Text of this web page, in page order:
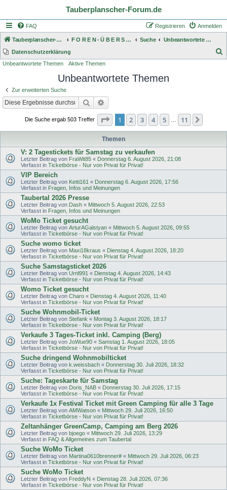
Tauberplanscher-Forum.de
FAQ Anmelden
Registrieren
Tauberplanscher-Forum.de F O R E N - Ü B E R S I C H T Suche
Unbeantwortete Themen
Datenschutzerklärung
Unbeantwortete Themen Aktive Themen
Unbeantwortete Themen
Zur erweiterten Suche
Suche
Die Suche ergab 503 Treffer Seite 1von 11
1 2 3 4 5 11
Themen
V: 2 Tagestickets für Samstag zu verkaufen
Letzter Beitrag von FraWit85 « Donnerstag 6. August 2026, 21:08
Verfasst in Ticketbörse - Nur von Privat für Privat!
VIP Bereich
Letzter Beitrag von Ketti161 « Donnerstag 6. August 2026, 17:56
Verfasst in Fragen, Infos und Meinungen
Taubertal 2026 Presse
Letzter Beitrag von Dash « Mittwoch 5. August 2026, 22:53
Verfasst in Fragen, Infos und Meinungen
WoMo Ticket gesucht
Letzter Beitrag von ArturAGalstyan « Mittwoch 5. August 2026, 09:55
Verfasst in Ticketbörse - Nur von Privat für Privat!
Suche womo ticket
Letzter Beitrag von Maxi18kraus « Dienstag 4. August 2026, 18:20
Verfasst in Ticketbörse - Nur von Privat für Privat!
Suche Samstagsticket 2026
Letzter Beitrag von Urnl991 « Dienstag 4. August 2026, 14:43
Verfasst in Ticketbörse - Nur von Privat für Privat!
Womo Ticket gesucht
Letzter Beitrag von Charo « Dienstag 4. August 2026, 11:40
Verfasst in Ticketbörse - Nur von Privat für Privat!
Suche Wohnmobil-Ticket
Letzter Beitrag von Stefank « Montag 3. August 2026, 18:17
Verfasst in Ticketbörse - Nur von Privat für Privat!
Verkaufe 3 Tages-Ticket inkl. Camping (Berg)
Letzter Beitrag von JoWue90 « Samstag 1. August 2026, 18:05
Verfasst in Ticketbörse - Nur von Privat für Privat!
Suche dringend Wohnmobilticket
Letzter Beitrag von k.weissbach « Donnerstag 30. Juli 2026, 18:32
Verfasst in Ticketbörse - Nur von Privat für Privat!
Suche: Tageskarte für Samstag
Letzter Beitrag von Doris_NAB « Donnerstag 30. Juli 2026, 17:15
Verfasst in Ticketbörse - Nur von Privat für Privat!
Verkaufe 1x Festival Ticket mit Green Camping für alle 3 Tage
Letzter Beitrag von AMWatson « Mittwoch 29. Juli 2026, 16:50
Verfasst in Ticketbörse - Nur von Privat für Privat!
Zeltanhänger GreenCamp, Camping am Berg 2026
Letzter Beitrag von bjoego « Mittwoch 29. Juli 2026, 13:29
Verfasst in FAQ & Allgemeines zum Taubertal
Suche WoMo Ticket
Letzter Beitrag von Martina0610brenner# « Mittwoch 29. Juli 2026, 06:23
Verfasst in Ticketbörse - Nur von Privat für Privat!
Suche WoMo Ticket
Letzter Beitrag von FreddyN « Dienstag 28. Juli 2026, 07:36
Verfasst in Ticketbörse - Nur von Privat für Privat!